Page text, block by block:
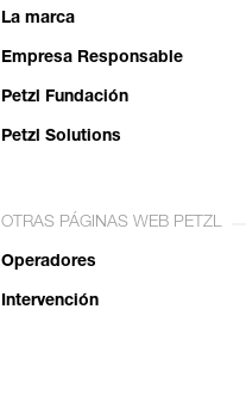
La marca
Empresa Responsable
Petzl Fundación
Petzl Solutions
OTRAS PÁGINAS WEB PETZL
Operadores
Intervención